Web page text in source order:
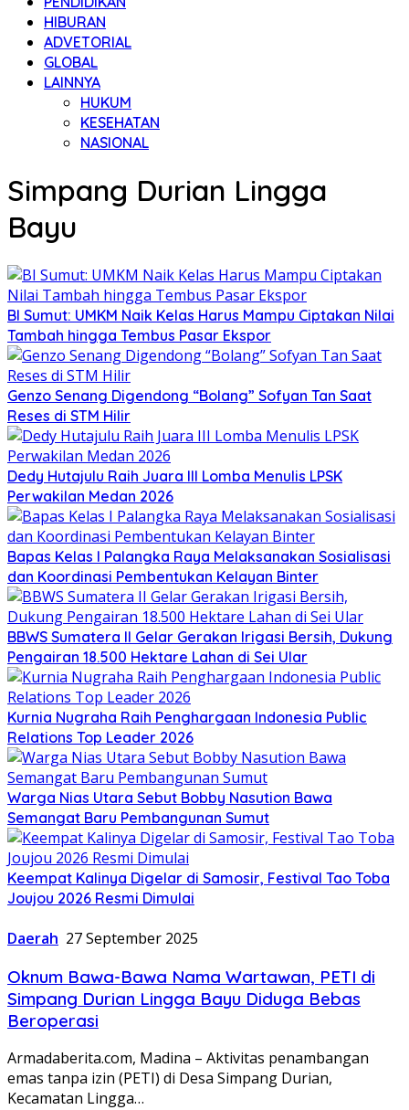
HIBURAN
ADVETORIAL
GLOBAL
LAINNYA
HUKUM
KESEHATAN
NASIONAL
Simpang Durian Lingga
Bayu
BI Sumut: UMKM Naik Kelas Harus Mampu Ciptakan Nilai
Tambah hingga Tembus Pasar Ekspor
Genzo Senang Digendong “Bolang” Sofyan Tan Saat
Reses di STM Hilir
Dedy Hutajulu Raih Juara III Lomba Menulis LPSK
Perwakilan Medan 2026
Bapas Kelas I Palangka Raya Melaksanakan Sosialisasi
dan Koordinasi Pembentukan Kelayan Binter
BBWS Sumatera II Gelar Gerakan Irigasi Bersih, Dukung
Pengairan 18.500 Hektare Lahan di Sei Ular
Kurnia Nugraha Raih Penghargaan Indonesia Public
Relations Top Leader 2026
Warga Nias Utara Sebut Bobby Nasution Bawa
Semangat Baru Pembangunan Sumut
Keempat Kalinya Digelar di Samosir, Festival Tao Toba
Joujou 2026 Resmi Dimulai
Daerah 27 September 2025
Oknum Bawa-Bawa Nama Wartawan, PETI di
Simpang Durian Lingga Bayu Diduga Bebas
Beroperasi
Armadaberita.com, Madina – Aktivitas penambangan
emas tanpa izin (PETI) di Desa Simpang Durian,
Kecamatan Lingga…